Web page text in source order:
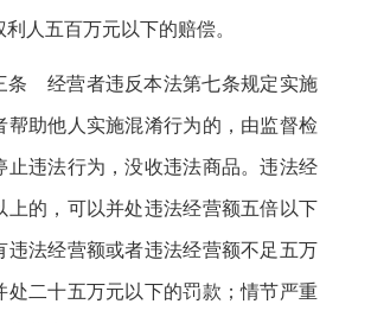
利人五百万元以下的赔偿。
条 经营者违反本法第七条规定实施
帮助他人实施混淆行为的 ， 由监督检
止违法行为，没收违法商品。违法经
上的，可以并处违法经营额五倍以下
违法经营额或者违法经营额不足五万
处二十五万元以下的罚款 ；情节严重